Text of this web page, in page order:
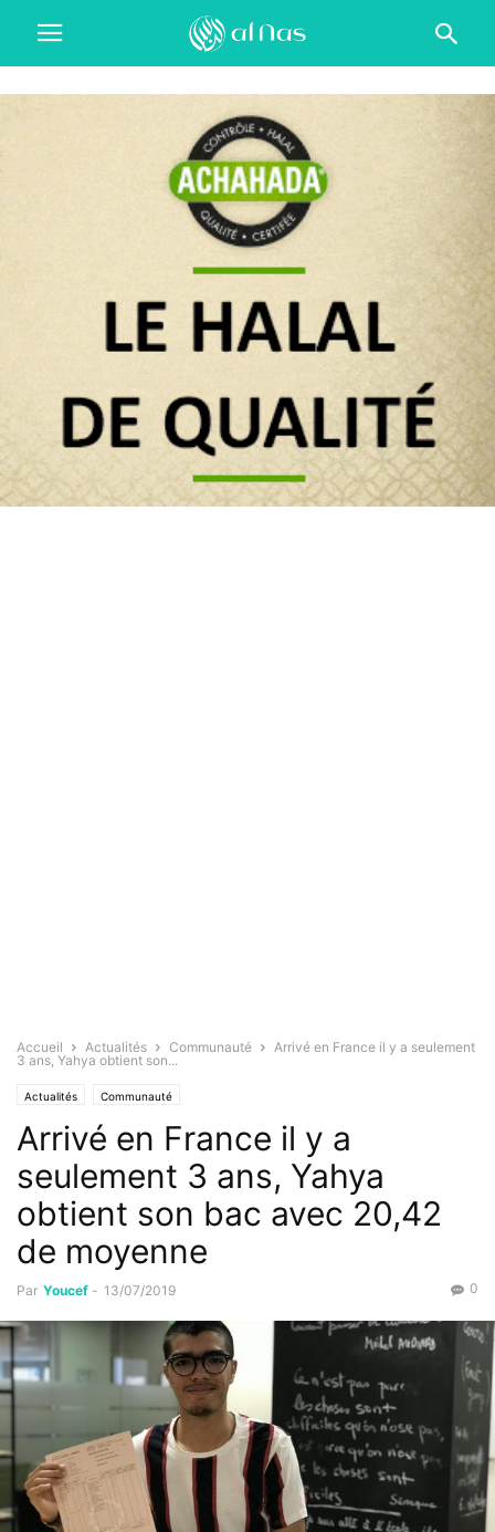
Accueil Actualités Communauté
Arrivé en France il y a seulement
3 ans, Yahya obtient son...
Actualités Communauté
Arrivé en France il y a
seulement 3 ans, Yahya
obtient son bac avec 20,42
de moyenne
Par Youcef - 13/07/2019 0